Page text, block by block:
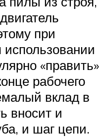
при
«править»
рабочего
вклад в
вносит и
и шаг цепи.